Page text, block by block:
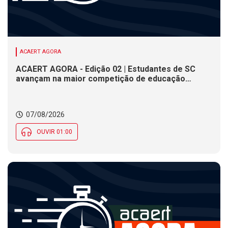
ACAERT AGORA
ACAERT AGORA - Edição 02 | Estudantes de SC
avançam na maior competição de educação
Social nesta sexta (7)
07/08/2026
OUVIR 01:00